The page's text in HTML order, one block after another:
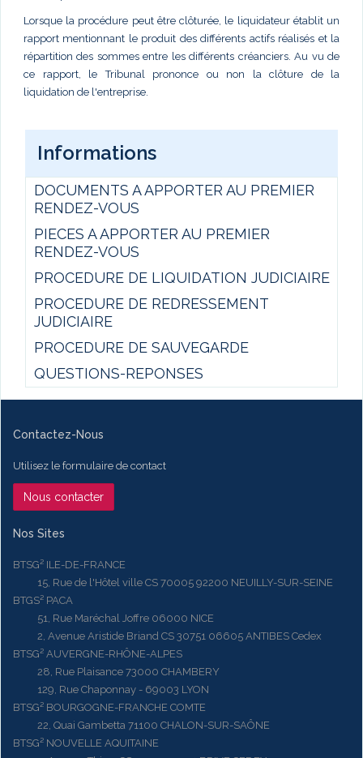
Lorsque la procédure peut être clôturée, le liquidateur établit un
rapport mentionnant le produit des différents actifs réalisés et la
répartition des sommes entre les différents créanciers. Au vu de
ce rapport, le Tribunal prononce ou non la clôture de la
liquidation de l'entreprise.
Informations
DOCUMENTS A APPORTER AU PREMIER
RENDEZ-VOUS
PIECES A APPORTER AU PREMIER
RENDEZ-VOUS
PROCEDURE DE LIQUIDATION JUDICIAIRE
PROCEDURE DE REDRESSEMENT
JUDICIAIRE
PROCEDURE DE SAUVEGARDE
QUESTIONS-REPONSES
Contactez-Nous
Utilisez le formulaire de contact
Nous contacter
Nos Sites
BTSG² ILE-DE-FRANCE
15, Rue de l'Hôtel ville CS 70005 92200 NEUILLY-SUR-SEINE
BTGS² PACA
51, Rue Maréchal Joffre 06000 NICE
2, Avenue Aristide Briand CS 30751 06605 ANTIBES Cedex
BTSG² AUVERGNE-RHÔNE-ALPES
28, Rue Plaisance 73000 CHAMBERY
129, Rue Chaponnay - 69003 LYON
BTSG² BOURGOGNE-FRANCHE COMTE
22, Quai Gambetta 71100 CHALON-SUR-SAÔNE
BTSG² NOUVELLE AQUITAINE